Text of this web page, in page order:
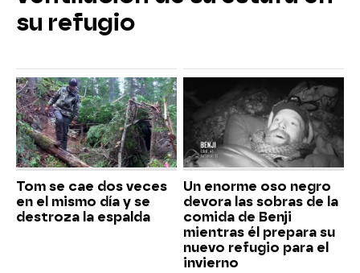
su refugio
Tom se cae dos veces
en el mismo día y se
destroza la espalda
Un enorme oso negro
devora las sobras de la
comida de Benji
mientras él prepara su
nuevo refugio para el
invierno